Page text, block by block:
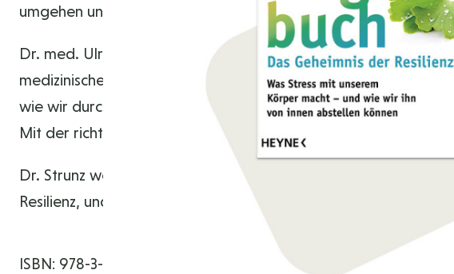
umgehen und uns vor negativen Folgen schützen?
Dr. med. Ulrich Strunz wirft ein neues Licht auf das
medizinischen Forschung erklärt er, wie Stress sich auf
wie wir durch neue Gewohnheiten körperliche und seelische
Mit der richtigen Ernährung und dem richtigen Maß an
Dr. Strunz weist einen erfrischend einfachen Weg raus aus
Resilienz, und mehr noch: ein Stück Lebensglück.
ISBN: 978-3-453-21810-9